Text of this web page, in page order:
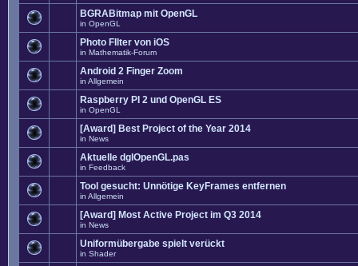
BGRABitmap mit OpenGL
in OpenGL
Photo FIlter von iOS
in Mathematik-Forum
Android 2 Finger Zoom
in Allgemein
Raspberry PI 2 und OpenGL ES
in OpenGL
[Award] Best Project of the Year 2014
in News
Aktuelle dglOpenGL.pas
in Feedback
Tool gesucht: Unnötige KeyFrames entfernen
in Allgemein
[Award] Most Active Project im Q3 2014
in News
Uniformübergabe spielt verückt
in Shader